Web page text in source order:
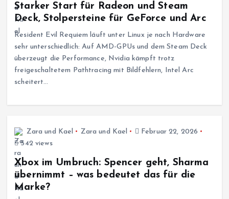
Starker Start für Radeon und Steam
Deck, Stolpersteine für GeForce und Arc
Resident Evil Requiem läuft unter Linux je nach Hardware
sehr unterschiedlich: Auf AMD-GPUs und dem Steam Deck
überzeugt die Performance, Nvidia kämpft trotz
freigeschaltetem Pathtracing mit Bildfehlern, Intel Arc
scheitert…
Zara und Kael Zara und Kael
Februar 22, 2026
542 views
Xbox im Umbruch: Spencer geht, Sharma
übernimmt – was bedeutet das für die
Marke?